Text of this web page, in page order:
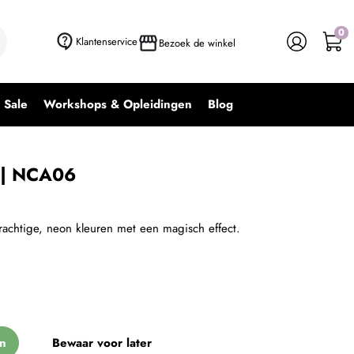
Klantenservice Bezoek de winkel
0
Sale Workshops & Opleidingen Blog
NCA06
+ In winkelwagen
Bewaar voor later
neon kleuren met een magisch effect.